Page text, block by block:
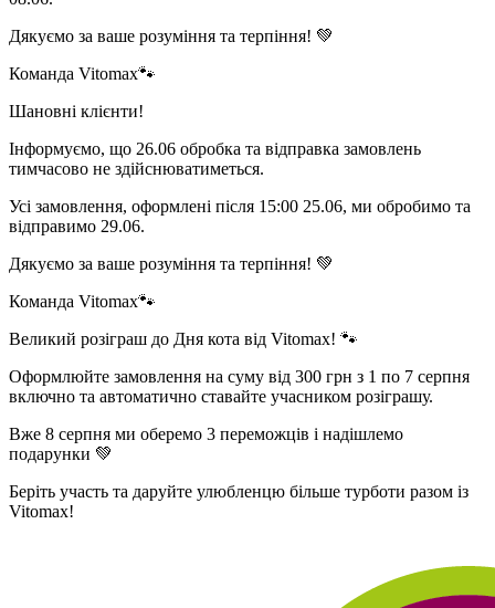
Дякуємо за ваше розуміння та терпіння! 💚
Команда Vitomax🐾
Шановні клієнти!
Інформуємо, що 26.06 обробка та відправка замовлень
тимчасово не здійснюватиметься.
Усі замовлення, оформлені після 15:00 25.06, ми обробимо та
відправимо 29.06.
Дякуємо за ваше розуміння та терпіння! 💚
Команда Vitomax🐾
Великий розіграш до Дня кота від Vitomax! 🐾
Оформлюйте замовлення на суму від 300 грн з 1 по 7 серпня
включно та автоматично ставайте учасником розіграшу.
Вже 8 серпня ми оберемо 3 переможців і надішлемо
подарунки 💚
Беріть участь та даруйте улюбленцю більше турботи разом із
Vitomax!